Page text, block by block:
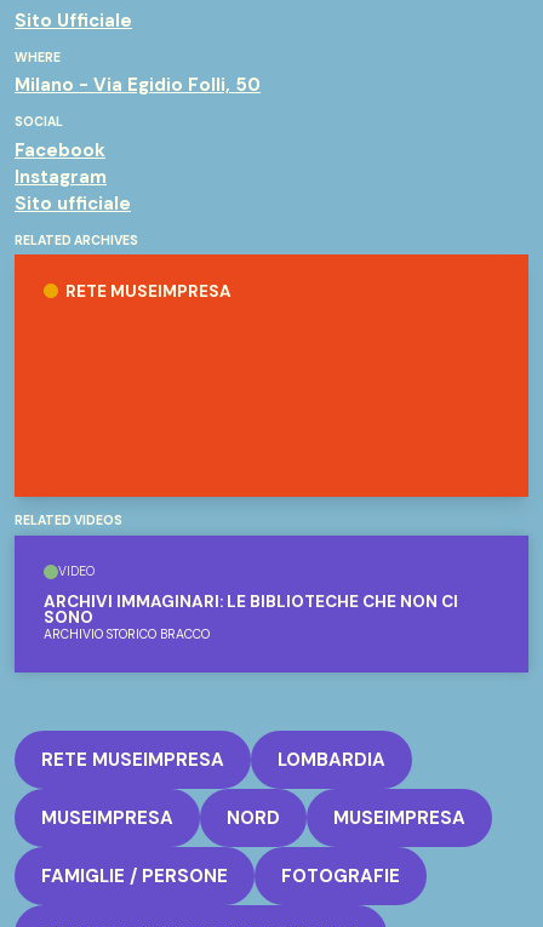
Sito Ufficiale
WHERE
Milano - Via Egidio Folli, 50
SOCIAL
Facebook
Instagram
Sito ufficiale
RELATED ARCHIVES
RETE MUSEIMPRESA
RELATED VIDEOS
VIDEO
ARCHIVI IMMAGINARI: LE BIBLIOTECHE CHE NON CI
SONO
ARCHIVIO STORICO BRACCO
RETE MUSEIMPRESA LOMBARDIA
MUSEIMPRESA NORD MUSEIMPRESA
FAMIGLIE / PERSONE FOTOGRAFIE